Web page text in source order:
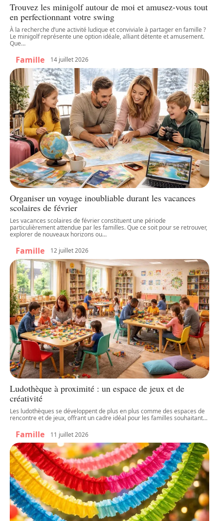
Trouvez les minigolf autour de moi et amusez-vous tout
en perfectionnant votre swing
À la recherche d’une activité ludique et conviviale à partager en famille ?
Le minigolf représente une option idéale, alliant détente et amusement.
Que…
Famille 14 juillet 2026
Organiser un voyage inoubliable durant les vacances
scolaires de février
Les vacances scolaires de février constituent une période
particulièrement attendue par les familles. Que ce soit pour se retrouver,
explorer de nouveaux horizons ou…
Famille 12 juillet 2026
Ludothèque à proximité : un espace de jeux et de
créativité
Les ludothèques se développent de plus en plus comme des espaces de
rencontre et de jeux, offrant un cadre idéal pour les familles souhaitant…
Famille 11 juillet 2026